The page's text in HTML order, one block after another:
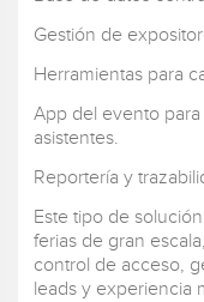
Gestión de
Herramientas para
App del evento
asistentes.
Reportería y
Este tipo de
ferias de gran
control de acceso,
leads y experiencia